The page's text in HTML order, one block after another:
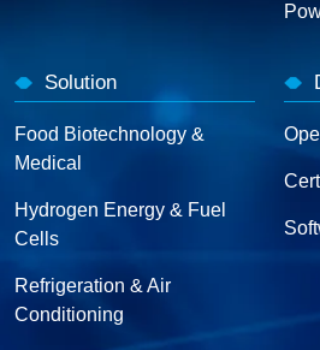
Solution
Food Biotechnology &
Medical
Hydrogen Energy & Fuel
Cells
Refrigeration & Air
Conditioning